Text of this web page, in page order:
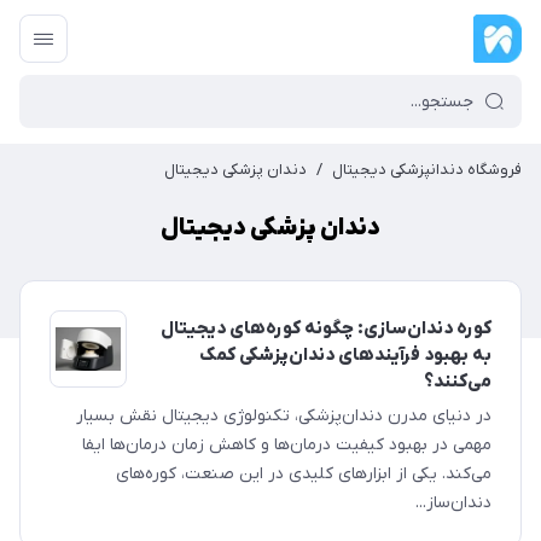
فروشگاه دندانپزشکی دیجیتال / دندان پزشکی دیجیتال
دندان پزشکی دیجیتال
کوره دندان‌سازی: چگونه کوره‌های دیجیتال
به بهبود فرآیندهای دندان‌پزشکی کمک
می‌کنند؟
در دنیای مدرن دندان‌پزشکی، تکنولوژی دیجیتال نقش بسیار
مهمی در بهبود کیفیت درمان‌ها و کاهش زمان درمان‌ها ایفا
می‌کند. یکی از ابزارهای کلیدی در این صنعت، کوره‌های
دندان‌ساز...